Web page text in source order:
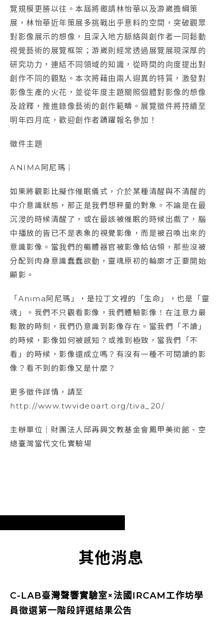
覽規模更勝以往。本屆將邀請林怡華以及游崴擔綱策
展，林怡華近年策展多挑戰出乎意料的空間，突破觀眾
對影像展示的想像，且深入地方脈絡與創作者一同鬆動
視覺藝術的展覽框架；游崴則經常透過展覽展現深厚的
研究功力，連結不同領域的知識，從時間的向度提出對
創作不同的觀點。本次將藉由兩人迴異的特質，激發對
影像生產的火花，並從年度主題關照個體對影像的想像
及詮釋，推進錄像藝術的創作範疇。展覽徵件將持續至
明年四月底，歡迎創作者踴躍報名參加！
徵件主題
ANIMA阿尼瑪｜
如果將觀影比擬作催眠儀式，介於某種清醒與不清醒的
中介意識狀態，那正是我們想秤量的對象。不論是在最
沉浸的時候清醒了，或在最該被催眠的時候出戲了，腦
中播放的皆已不是表象的視覺影像，而是被召喚出來的
意識影像。當我們的軀體器官被影像給佔領，那些沒被
分配到肉身意識蠢蠢欲動，靈魂原初的輪廓才正要開始
顯影。
「Anima阿尼瑪」，是拉丁文裡的「生命」，也是「靈
魂」。我們不只觀看影像，我們體驗影像！在注意力最
鬆散的時刻，我們仍意識到影像存在。當我們「不讀」
的時候，影像如何被感知？或推到極致，當我們「不
看」的時候，影像還成立嗎？有沒有一種不可閱讀的影
像？看不到的影像又是什麼？
更多徵件詳情，請至
http://www.twvideoart.org/tiva_20/
主辦單位｜財團法人邱再興文教基金會鳳甲美術館、空
總臺灣當代文化實驗場
其他消息
C-LAB臺灣聲響實驗室×法國IRCAM工作坊學
員徵選第一階段評選結果公告